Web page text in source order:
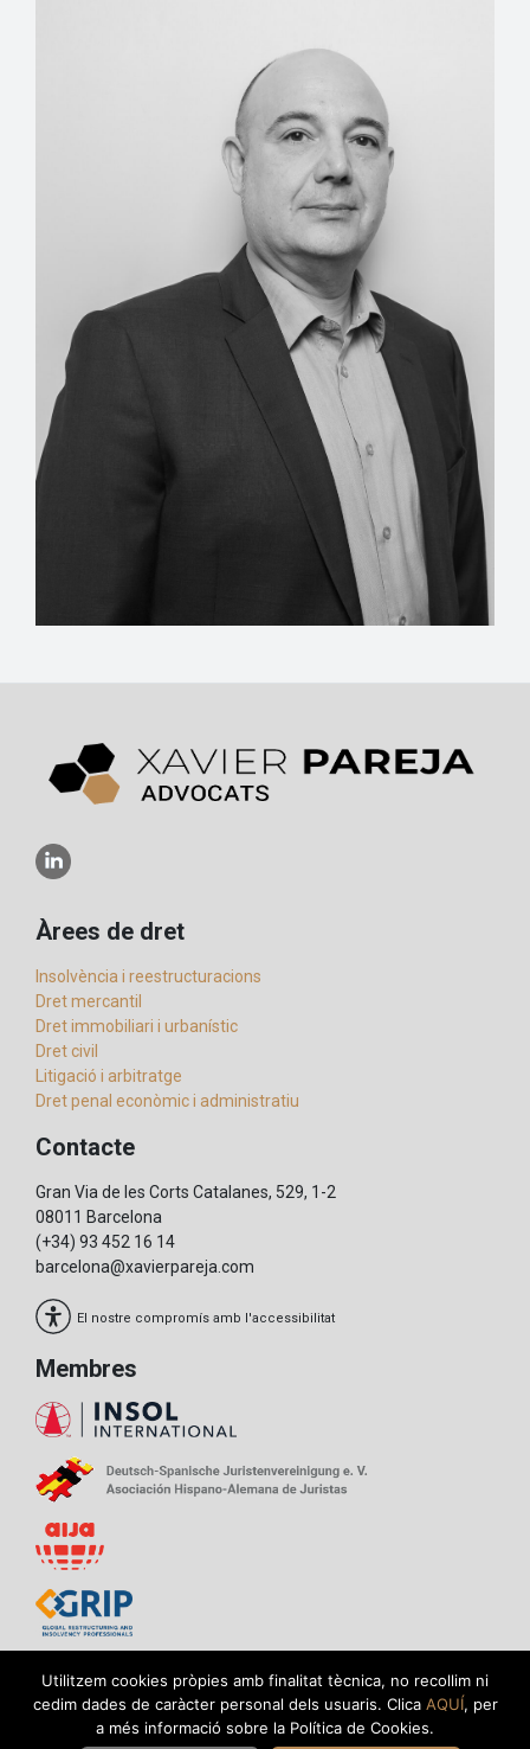
Àrees de dret
Insolvència i reestructuracions
Dret mercantil
Dret immobiliari i urbanístic
Dret civil
Litigació i arbitratge
Dret penal econòmic i administratiu
Contacte
Gran Via de les Corts Catalanes, 529, 1-2
08011 Barcelona
(+34) 93 452 16 14
barcelona@xavierpareja.com
El nostre compromís amb l'accessibilitat
Membres
Politica de privacitat
Avís legal
Utilitzem cookies pròpies amb finalitat tècnica, no recollim ni
cedim dades de caràcter personal dels usuaris. Clica AQUÍ, per
a més informació sobre la Política de Cookies.